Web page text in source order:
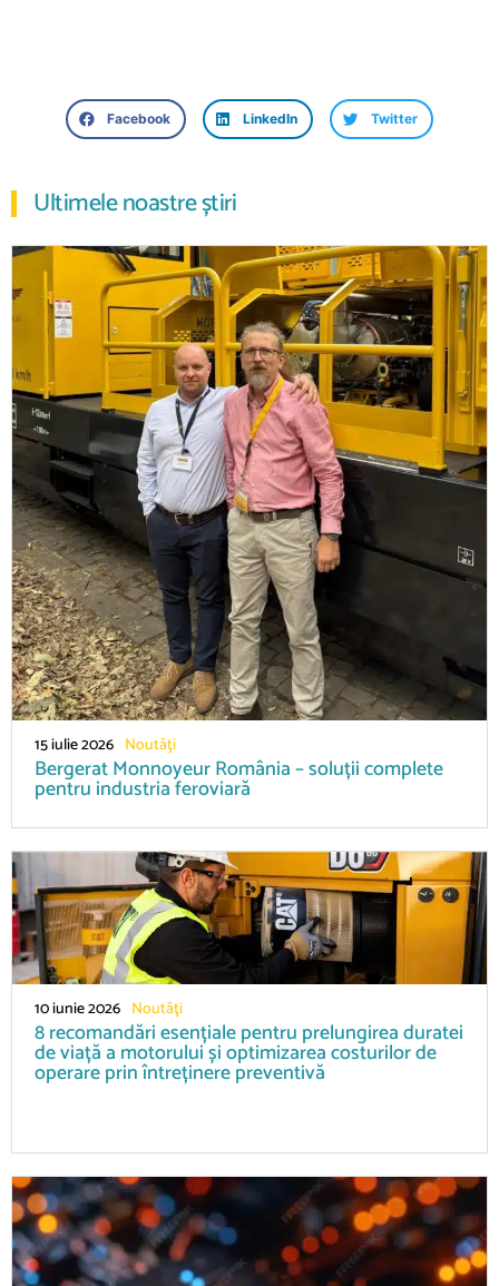
Facebook LinkedIn Twitter
Ultimele noastre știri
15 iulie 2026 Noutăţi
Bergerat Monnoyeur România – soluții complete
pentru industria feroviară
10 iunie 2026 Noutăţi
8 recomandări esențiale pentru prelungirea duratei
de viață a motorului și optimizarea costurilor de
operare prin întreținere preventivă